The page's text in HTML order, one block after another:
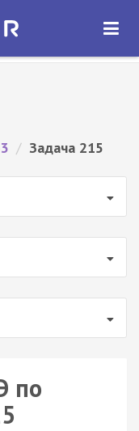
ОТКРЫТЬ
/ Задача 215
по